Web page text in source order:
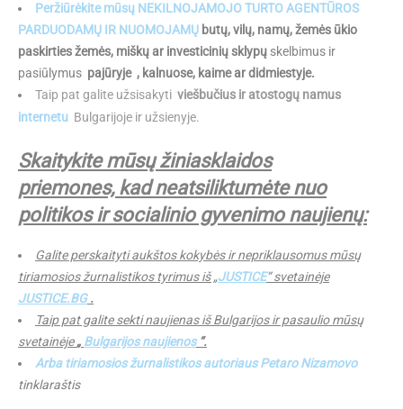
Peržiūrėkite mūsų NEKILNOJAMOJO TURTO AGENTŪROS
PARDUODAMŲ IR NUOMOJAMŲ butų, vilų, namų, žemės ūkio
paskirties žemės, miškų ar investicinių sklypų skelbimus ir
pasiūlymus pajūryje , kalnuose, kaime ar didmiestyje.
Taip pat galite užsisakyti viešbučius ir atostogų namus
internetu Bulgarijoje ir užsienyje.
Skaitykite mūsų žiniasklaidos
priemones, kad neatsiliktumėte nuo
politikos ir socialinio gyvenimo naujienų:
Galite perskaityti aukštos kokybės ir nepriklausomus mūsų
tiriamosios žurnalistikos tyrimus iš „JUSTICE“ svetainėje
JUSTICE.BG.
Taip pat galite sekti naujienas iš Bulgarijos ir pasaulio mūsų
svetainėje„ Bulgarijos naujienos“.
Arba tiriamosios žurnalistikos autoriaus Petaro Nizamovo
tinklaraštis